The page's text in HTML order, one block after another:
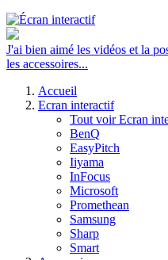
J'ai bien aimé les vidéos et la
les accessoires...
Accueil
Ecran interactif
Tout voir Ecran
BenQ
EasyPitch
Iiyama
InFocus
Microsoft
Promethean
Samsung
Sharp
Smart